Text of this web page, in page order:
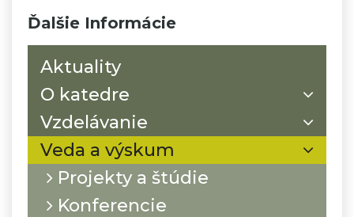
Ďalšie Informácie
Aktuality
O katedre
Vzdelávanie
Veda a výskum
Projekty a štúdie
Konferencie